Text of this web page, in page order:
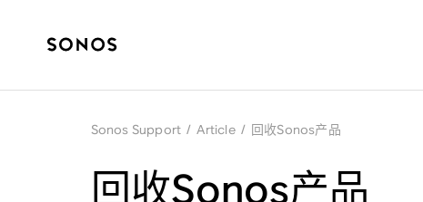
Sonos Support / Article / 回收Sonos产品
回收Sonos产品